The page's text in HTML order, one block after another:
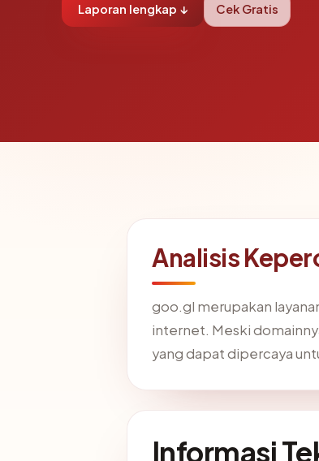
Laporan lengkap ↓ Cek Gratis
Analisis
goo.gl merupakan
internet. Meski
yang dapat dipercaya
Informasi